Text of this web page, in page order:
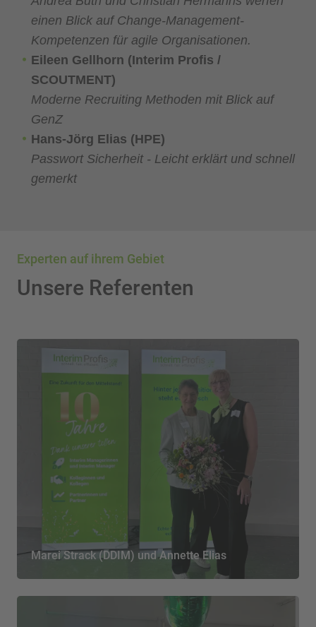
einen Blick auf Change-Management-
Kompetenzen für agile Organisationen.
Eileen Gellhorn (Interim Profis /
SCOUTMENT)
Moderne Recruiting Methoden mit Blick auf
GenZ
Hans-Jörg Elias (HPE)
Passwort Sicherheit - Leicht erklärt und schnell
gemerkt
Experten auf ihrem Gebiet
Unsere Referenten
Marei Strack (DDIM) und Annette Elias